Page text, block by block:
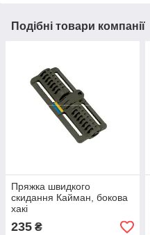
Подібні товари компанії
Пряжка швидкого
скидання Кайман, бокова
хакі
235 ₴